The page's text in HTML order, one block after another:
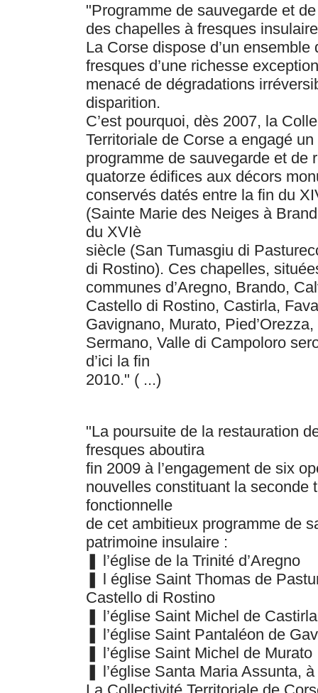
"Programme de sauvegarde et
des chapelles à fresques
La Corse dispose d’un ensemble
fresques d’une richesse
menacé de dégradations
disparition.
C’est pourquoi, dès 2007, la
Territoriale de Corse a engagé
programme de sauvegarde et de
quatorze édifices aux décors
conservés datés entre la fin du
(Sainte Marie des Neiges à
du XVIè
siècle (San Tumasgiu di
di Rostino). Ces chapelles,
communes d’Aregno, Brando,
Castello di Rostino, Castirla,
Gavignano, Murato,
Sermano, Valle di Campoloro
d’ici la fin
2010." ( ...)
"La poursuite de la restauration
fresques aboutira
fin 2009 à l’engagement de six
nouvelles constituant la seconde
fonctionnelle
de cet ambitieux programme de
patrimoine insulaire :
❚ l’église de la Trinité d’Aregno
❚ l église Saint Thomas de
Castello di Rostino
❚ l’église Saint Michel de Castirla
❚ l’église Saint Pantaléon de
❚ l’église Saint Michel de Murato
❚ l’église Santa Maria Assunta,